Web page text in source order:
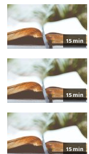
15 min
15 min
15 min